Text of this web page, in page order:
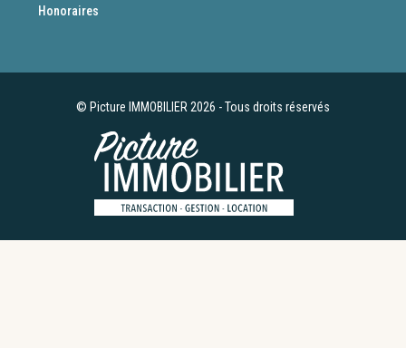
Honoraires
© Picture IMMOBILIER 2026 - Tous droits réservés